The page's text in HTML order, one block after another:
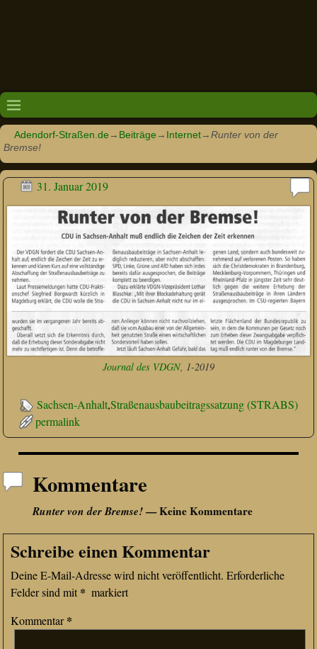
Adendorf-Straßen.de→ Beiträge→ Internet→Runter von der
Bremse!
31. Januar 2019
Journal des VDGN, 1-2019
Sachsen-Anhalt,Straßenausbaubeitragssatzung (STRABS)
permalink
Kommentare
Runter von der Bremse!— Keine Kommentare
Schreibe einen Kommentar
Deine E-Mail-Adresse wird nicht veröffentlicht. Erforderliche
Felder sind mit * markiert
Kommentar*